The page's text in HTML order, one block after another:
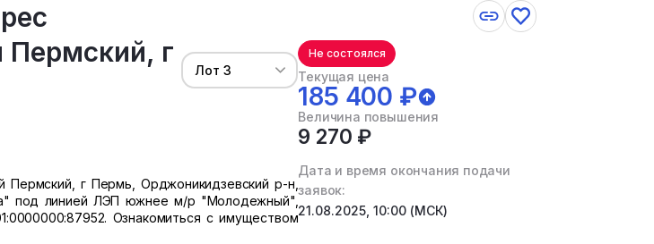
Пермский, г
Лот 3
г Пермь, Орджоникидзевский р-н,
под линией ЛЭП южнее м/р "Молодежный",
Ознакомиться с имуществом
Не состоялся
Текущая цена
185 400 ₽
Величина повышения
9 270 ₽
Дата и время окончания подачи
заявок:
21.08.2025, 10:00 (МСК)